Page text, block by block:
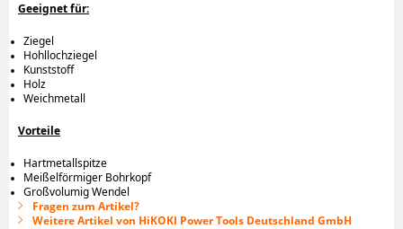
Geeignet für:
Ziegel
Hohllochziegel
Kunststoff
Holz
Weichmetall
Vorteile
Hartmetallspitze
Meißelförmiger Bohrkopf
Großvolumig Wendel
Fragen zum Artikel?
Weitere Artikel von HiKOKI Power Tools Deutschland GmbH